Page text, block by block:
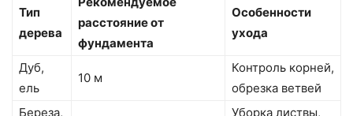
Тип
дерева
расстояние от
фундамента
Особенности
ухода
Дуб,
ель
10 м
Контроль корней,
обрезка ветвей
Береза,
Уборка листвы,